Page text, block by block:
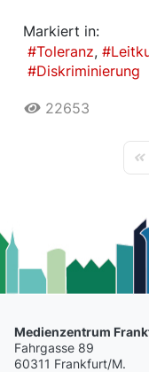
Markiert in:
Toleranz
Diskriminierung
22653
Medienzentrum
Fahrgasse 89
60311 Frankfurt/M.